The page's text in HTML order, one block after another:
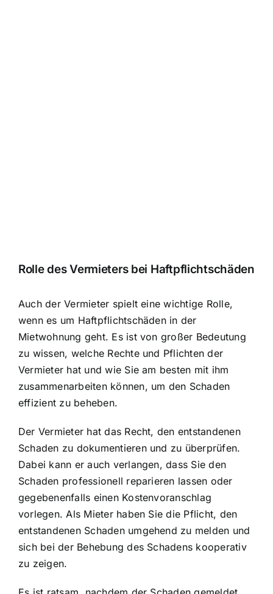
Rolle des Vermieters bei Haftpflichtschäden
Auch der Vermieter spielt eine wichtige Rolle,
wenn es um Haftpflichtschäden in der
Mietwohnung geht. Es ist von großer Bedeutung
zu wissen, welche Rechte und Pflichten der
Vermieter hat und wie Sie am besten mit ihm
zusammenarbeiten können, um den Schaden
effizient zu beheben.
Der Vermieter hat das Recht, den entstandenen
Schaden zu dokumentieren und zu überprüfen.
Dabei kann er auch verlangen, dass Sie den
Schaden professionell reparieren lassen oder
gegebenenfalls einen Kostenvoranschlag
vorlegen. Als Mieter haben Sie die Pflicht, den
entstandenen Schaden umgehend zu melden und
sich bei der Behebung des Schadens kooperativ
zu zeigen.